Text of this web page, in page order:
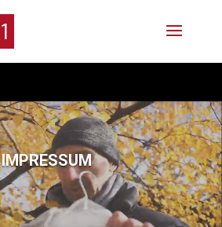
IMPRESSUM
Video-
Player